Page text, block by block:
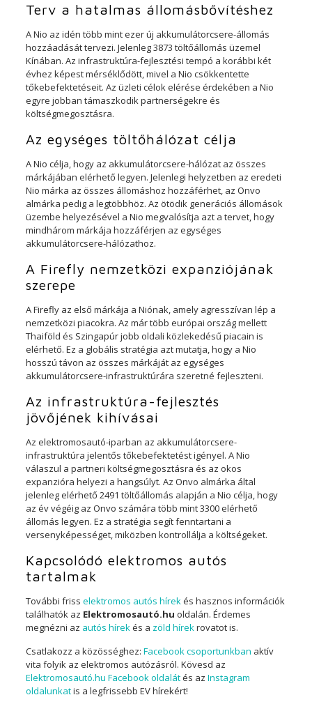
Terv a hatalmas állomásbővítéshez
A Nio az idén több mint ezer új akkumulátorcsere-állomás
hozzáadását tervezi. Jelenleg 3873 töltőállomás üzemel
Kínában. Az infrastruktúra-fejlesztési tempó a korábbi két
évhez képest mérséklődött, mivel a Nio csökkentette
tőkebefektetéseit. Az üzleti célok elérése érdekében a Nio
egyre jobban támaszkodik partnerségekre és
költségmegosztásra.
Az egységes töltőhálózat célja
A Nio célja, hogy az akkumulátorcsere-hálózat az összes
márkájában elérhető legyen. Jelenlegi helyzetben az eredeti
Nio márka az összes állomáshoz hozzáférhet, az Onvo
almárka pedig a legtöbbhöz. Az ötödik generációs állomások
üzembe helyezésével a Nio megvalósítja azt a tervet, hogy
mindhárom márkája hozzáférjen az egységes
akkumulátorcsere-hálózathoz.
A Firefly nemzetközi expanziójának
szerepe
A Firefly az első márkája a Niónak, amely agresszívan lép a
nemzetközi piacokra. Az már több európai ország mellett
Thaiföld és Szingapúr jobb oldali közlekedésű piacain is
elérhető. Ez a globális stratégia azt mutatja, hogy a Nio
hosszú távon az összes márkáját az egységes
akkumulátorcsere-infrastruktúrára szeretné fejleszteni.
Az infrastruktúra-fejlesztés
jövőjének kihívásai
Az elektromosautó-iparban az akkumulátorcsere-
infrastruktúra jelentős tőkebefektetést igényel. A Nio
válaszul a partneri költségmegosztásra és az okos
expanzióra helyezi a hangsúlyt. Az Onvo almárka által
jelenleg elérhető 2491 töltőállomás alapján a Nio célja, hogy
az év végéig az Onvo számára több mint 3300 elérhető
állomás legyen. Ez a stratégia segít fenntartani a
versenyképességet, miközben kontrollálja a költségeket.
Kapcsolódó elektromos autós
tartalmak
További friss elektromos autós hírekés hasznos információk
találhatók az Elektromosautó.hu oldalán. Érdemes
megnézni az autós hírekés a zöld hírekrovatot is.
Csatlakozz a közösséghez: Facebook csoportunkban aktív
vita folyik az elektromos autózásról. Kövesd az
Elektromosautó.hu Facebook oldalátés az Instagram
oldalunkatis a legfrissebb EV hírekért!